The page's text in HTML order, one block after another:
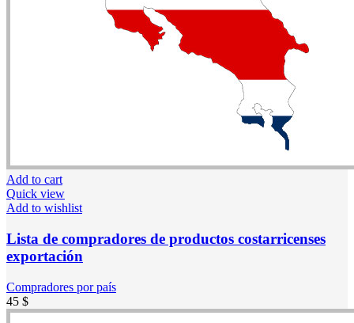
Add to cart
Quick view
Add to wishlist
Lista de compradores de productos costarricenses
exportación
Compradores por país
45 $